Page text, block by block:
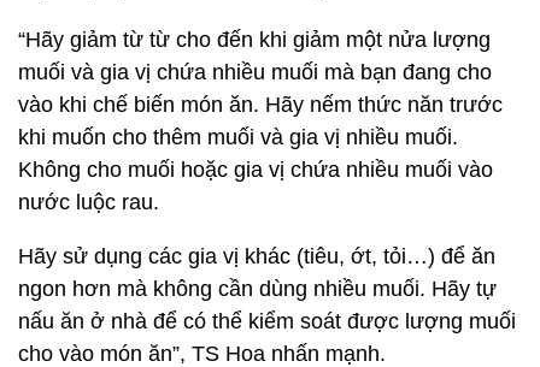
“Hãy giảm từ từ cho đến khi giảm một nửa lượng
muối và gia vị chứa nhiều muối mà bạn đang cho
vào khi chế biến món ăn. Hãy nếm thức năn trước
khi muốn cho thêm muối và gia vị nhiều muối.
Không cho muối hoặc gia vị chứa nhiều muối vào
nước luộc rau.
Hãy sử dụng các gia vị khác (tiêu, ớt, tỏi…) để ăn
ngon hơn mà không cần dùng nhiều muối. Hãy tự
nấu ăn ở nhà để có thể kiểm soát được lượng muối
cho vào món ăn”, TS Hoa nhấn mạnh.